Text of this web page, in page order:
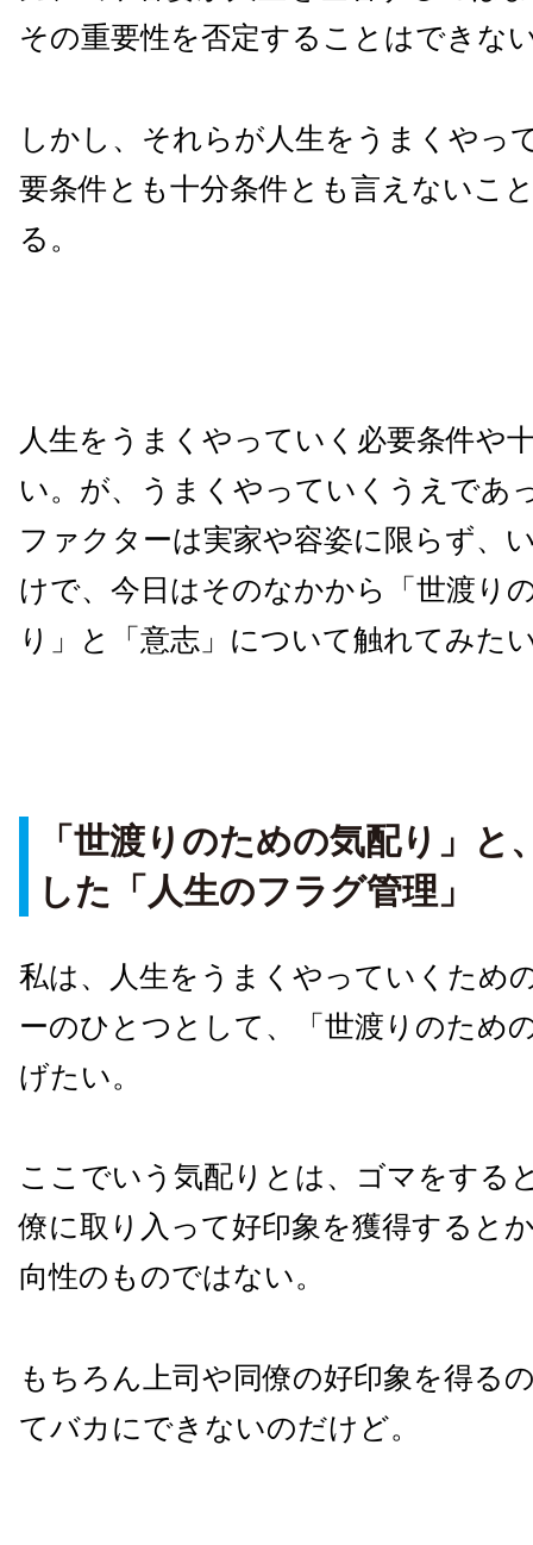
その重要性を否定することはできな
しかし、それらが人生をうまくやっ
要条件とも十分条件とも言えないこ
る。
人生をうまくやっていく必要条件や
い。が、うまくやっていくうえであ
ファクターは実家や容姿に限らず、
けで、今日はそのなかから「世渡り
り」と「意志」について触れてみた
「世渡りのための気配り」と
した「人生のフラグ管理」
私は、人生をうまくやっていくため
ーのひとつとして、「世渡りのため
げたい。
ここでいう気配りとは、ゴマをする
僚に取り入って好印象を獲得すると
向性のものではない。
もちろん上司や同僚の好印象を得る
てバカにできないのだけど。